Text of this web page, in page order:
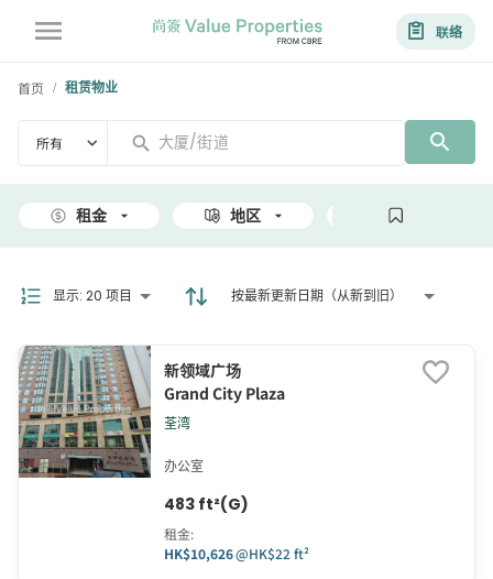
联络
首页 / 租赁物业
所有
租金 地区 面积
显示: 20 项目 按最新更新日期（从新到旧）
新领域广场
Grand City Plaza
荃湾
办公室
483 ft²(G)
租金:
HK$10,626@HK$22 ft²